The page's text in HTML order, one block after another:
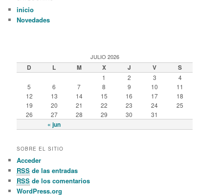
inicio
Novedades
JULIO 2026
D L M X J V S
« jun
1 2 3
4
5
6 7 8 9 10
11
12
13 14 15 16 17
18
19
20 21 22 23 24
25
26
27 28 29 30 31
SOBRE EL SITIO
Acceder
RSS de las entradas
RSS de los comentarios
WordPress.org